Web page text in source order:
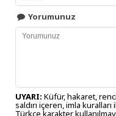
Yorumunuz
UYARI: Küfür, hakaret,
saldırı içeren, imla kuralları
Türkçe karakter